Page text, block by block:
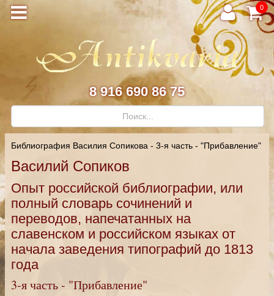
0
8 916 690 86 75
Библиография Василия Сопикова - 3-я часть - "Прибавление"
Василий Сопиков
Опыт российской библиографии, или
полный словарь сочинений и
переводов, напечатанных на
славенском и российском языках от
начала заведения типографий до 1813
года
3-я часть - "Прибавление"